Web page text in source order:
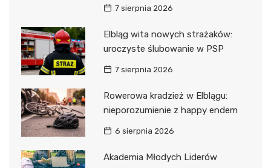
7 sierpnia 2026
Elbląg wita nowych strażaków:
uroczyste ślubowanie w PSP
7 sierpnia 2026
Rowerowa kradzież w Elblągu:
nieporozumienie z happy endem
6 sierpnia 2026
Akademia Młodych Liderów